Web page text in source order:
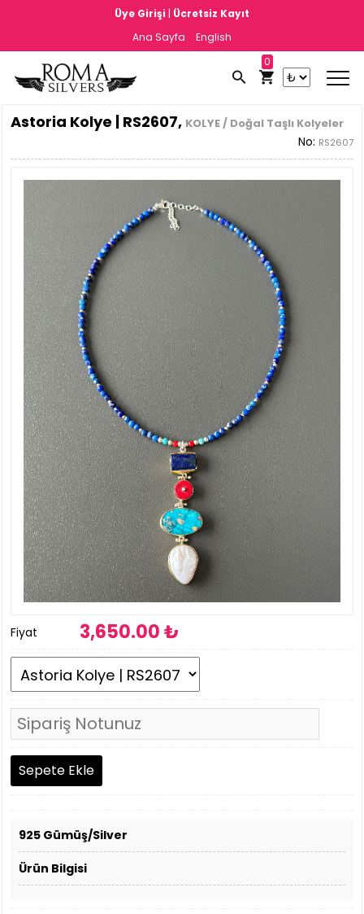
Üye Girişi | Ücretsiz Kayıt
Ana Sayfa
English
0
Astoria Kolye | RS2607, KOLYE / Doğal Taşlı Kolyeler
No: RS2607
Fiyat 3,650.00 ₺
925 Gümüş/Silver
Ürün Bilgisi